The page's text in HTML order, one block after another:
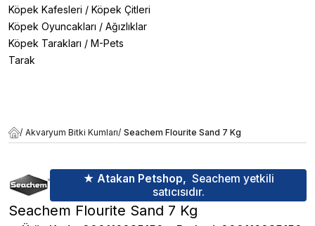
Köpek Kafesleri / Köpek Çitleri
Köpek Oyuncakları / Ağızlıklar
Köpek Tarakları / M-Pets
Tarak
/ Akvaryum Bitki Kumları/ Seachem Flourite Sand 7 Kg
★ Atakan Petshop, Seachem yetkili
satıcısıdır.
Seachem Flourite Sand 7 Kg